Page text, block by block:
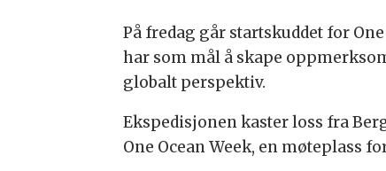
På fredag går startskuddet for
har som mål å skape
globalt perspektiv.
Ekspedisjonen kaster loss fra
One Ocean Week, en møteplass